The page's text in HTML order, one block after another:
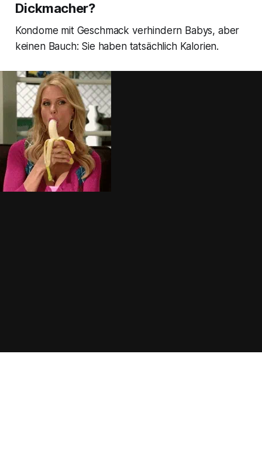
Dickmacher?
Kondome mit Geschmack verhindern Babys, aber
keinen Bauch: Sie haben tatsächlich Kalorien.